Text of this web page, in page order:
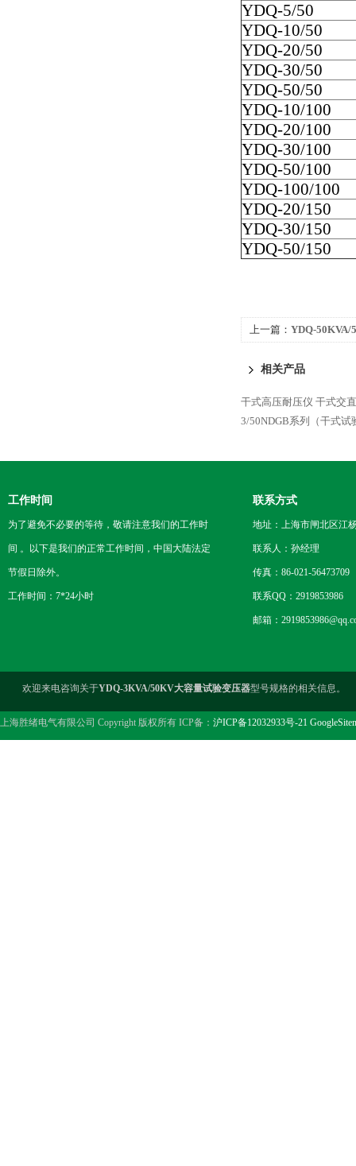
YDQ-5/50
YDQ-10/50
YDQ-20/50
YDQ-30/50
YDQ-50/50
YDQ-10/100
YDQ-20/100
YDQ-30/100
YDQ-50/100
YDQ-100/100
YDQ-20/150
YDQ-30/150
YDQ-50/150
上一篇： YDQ-50KVA/
相关产品
干式高压耐压仪 干式交
3/50NDGB系列（干式试
工作时间
为了避免不必要的等待，敬请注意我们的工作时
间 。以下是我们的正常工作时间，中国大陆法定
节假日除外。
工作时间：7*24小时
联系方式
地址：上海市闸北区江
联系人：孙经理
传真：86-021-56473709
联系QQ：2919853986
邮箱：
欢迎来电咨询关于YDQ-3KVA/50KV大容量试验变压器型号规格的相关信息。
上海胜绪电气有限公司 Copyright 版权所有 ICP备： 沪ICP备12032933号-21